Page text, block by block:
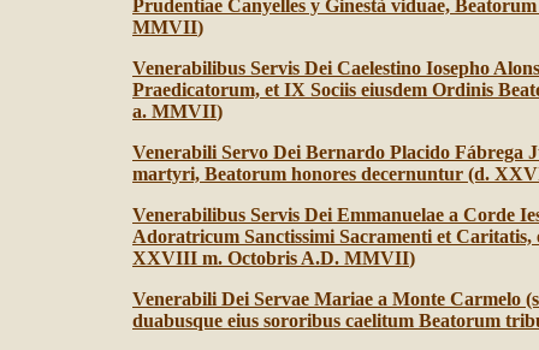
Prudentiae Canyelles y Ginestà viduae,
MMVII)
Venerabilibus Servis Dei Caelestino Iosepho
Praedicatorum, et IX Sociis eiusdem Ordinis
a. MMVII)
Venerabili Servo Dei Bernardo Placido Fábrega
martyri, Beatorum honores decernuntur (d.
Venerabilibus Servis Dei Emmanuelae a Corde
Adoratricum Sanctissimi Sacramenti et
XXVIII m. Octobris A.D. MMVII)
Venerabili Dei Servae Mariae a Monte Carmelo
duabusque eius sororibus caelitum Beatorum